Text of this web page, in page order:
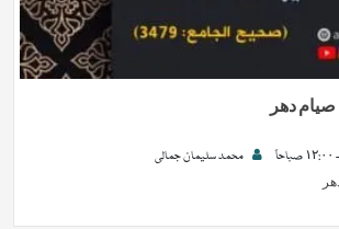
ﺩﻫﺮ
محمد سلیمان جمالی